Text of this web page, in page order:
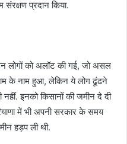
संरक्षण प्रदान किया.
लोगों को अलॉट की गई, जो असल
के नाम हुआ, लेकिन ये लोग ढूंढने
नहीं. इनको किसानों की जमीन दे दी
में भी अपनी सरकार के समय
हड़प ली थी.